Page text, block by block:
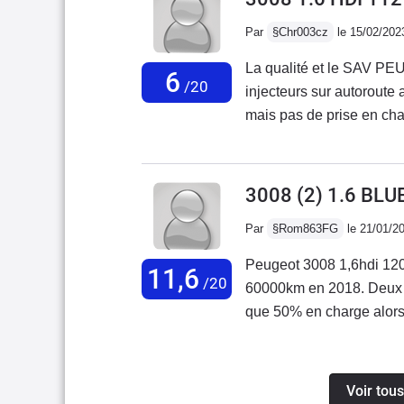
etc...Consommation
faisant 5kms de ville, et
descendre en dessous
BMP6 très décriée, je
premiers rapports mais
relâcher un petit peu
on peut reprendre
6 /20
Par §Chr003cz le 15/02/
La qualité et le SAV
injecteurs sur autoroute
mais pas de prise en
Bref, qualité et service
acheter des véhicules
chez un constructeur
11,6 /20
3008 (2) 1.6
Par §Rom863FG le 21/01/
Peugeot 3008 1,6hdi
60000km en 2018.
que 50% en charge
relations clients
Voir